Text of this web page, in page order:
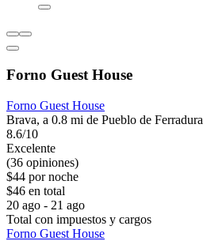
Forno Guest House
Forno Guest House
Brava, a 0.8 mi de Pueblo de Ferradura
8.6/10
Excelente
(36 opiniones)
$44 por noche
$46 en total
20 ago - 21 ago
Total con impuestos y cargos
Forno Guest House